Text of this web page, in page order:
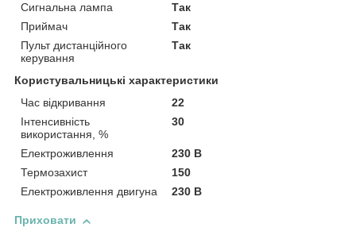
Сигнальна лампа
Так
Приймач
Так
Пульт дистанційного
керування
Так
Користувальницькі характеристики
Час відкривання
22
Інтенсивність
використання, %
30
Електроживлення
230 В
Термозахист
150
Електроживлення двигуна
230 В
Приховати